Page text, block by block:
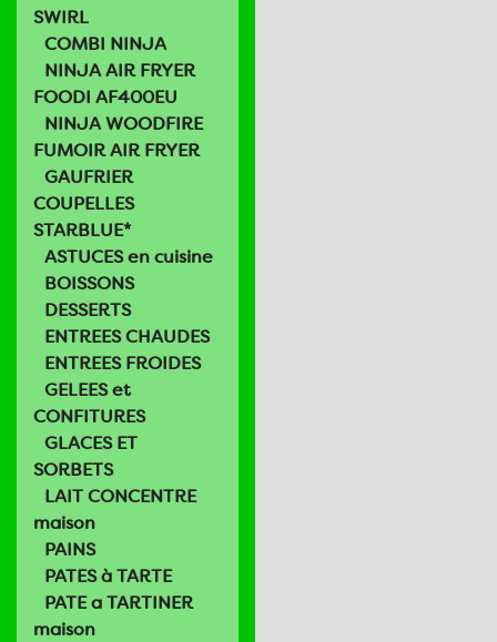
SWIRL
COMBI NINJA
NINJA AIR FRYER
FOODI AF400EU
NINJA WOODFIRE
FUMOIR AIR FRYER
GAUFRIER
COUPELLES
STARBLUE*
ASTUCES en cuisine
BOISSONS
DESSERTS
ENTREES CHAUDES
ENTREES FROIDES
GELEES et
CONFITURES
GLACES ET
SORBETS
LAIT CONCENTRE
maison
PAINS
PATES à TARTE
PATE a TARTINER
maison